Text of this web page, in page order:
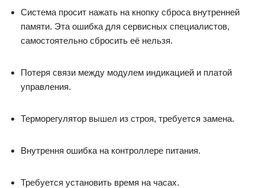
Система просит нажать на кнопку сброса внутренней
памяти. Эта ошибка для сервисных специалистов,
самостоятельно сбросить её нельзя.
Потеря связи между модулем индикацией и платой
управления.
Терморегулятор вышел из строя, требуется замена.
Внутрення ошибка на контроллере питания.
Требуется установить время на часах.